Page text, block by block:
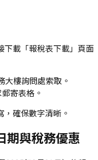
下載「報稅表下載」頁面
樓詢問處索取。
寄表格。
確保數字清晰。
期與稅務優惠